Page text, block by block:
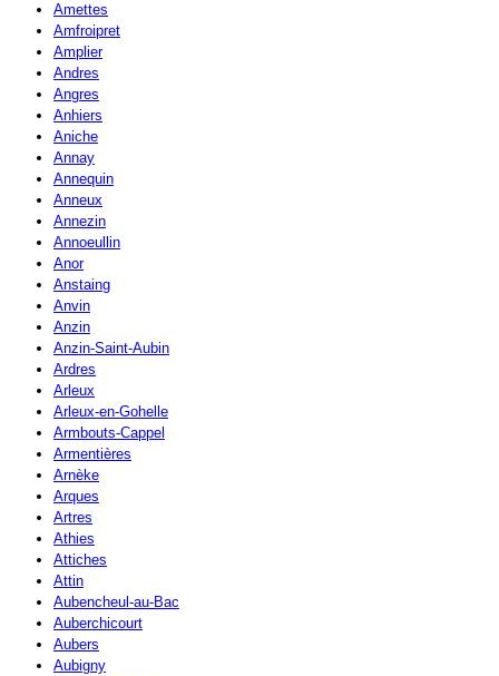
Amettes
Amfroipret
Amplier
Andres
Angres
Anhiers
Aniche
Annay
Annequin
Anneux
Annezin
Annoeullin
Anor
Anstaing
Anvin
Anzin
Anzin-Saint-Aubin
Ardres
Arleux
Arleux-en-Gohelle
Armbouts-Cappel
Armentières
Arnèke
Arques
Artres
Athies
Attiches
Attin
Aubencheul-au-Bac
Auberchicourt
Aubers
Aubigny